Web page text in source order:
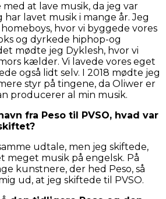
at lave musik, da jeg var
har lavet musik i mange år. Jeg
hvor vi byggede vores
og dyrkede hiphop-og
mødte jeg Dyklesh, hvor vi
kælder. Vi lavede vores eget
også lidt selv. I 2018 mødte jeg
styr på tingene, da Oliwer er
producerer al min musik.
fra Peso til PVSO, hvad var
udtale, men jeg skiftede,
meget musik på engelsk. På
kunstnere, der hed Peso, så
ud, at jeg skiftede til PVSO.